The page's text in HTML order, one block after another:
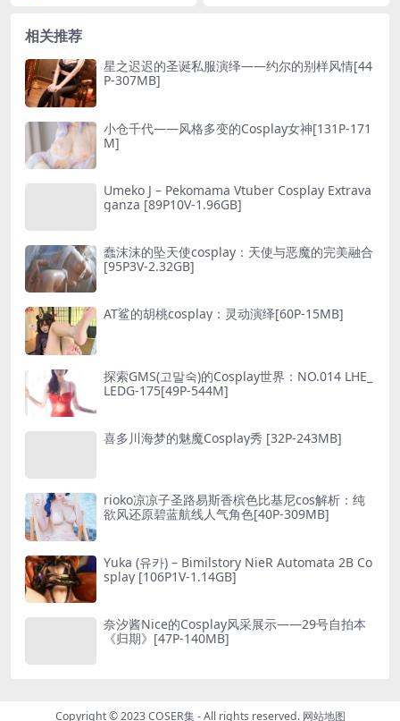
相关推荐
星之迟迟的圣诞私服演绎——约尔的别样风情[44
P-307MB]
小仓千代——风格多变的Cosplay女神[131P-171
M]
Umeko J – Pekomama Vtuber Cosplay Extrava
ganza [89P10V-1.96GB]
蠢沫沫的坠天使cosplay：天使与恶魔的完美融合
[95P3V-2.32GB]
AT鲨的胡桃cosplay：灵动演绎[60P-15MB]
探索GMS(고말숙)的Cosplay世界：NO.014 LHE_
LEDG-175[49P-544M]
喜多川海梦的魅魔Cosplay秀 [32P-243MB]
rioko凉凉子圣路易斯香槟色比基尼cos解析：纯
欲风还原碧蓝航线人气角色[40P-309MB]
Yuka (유카) – Bimilstory NieR Automata 2B Co
splay [106P1V-1.14GB]
奈汐酱Nice的Cosplay风采展示——29号自拍本
《归期》[47P-140MB]
Copyright © 2023COSER集- All rights reserved. 网站地图